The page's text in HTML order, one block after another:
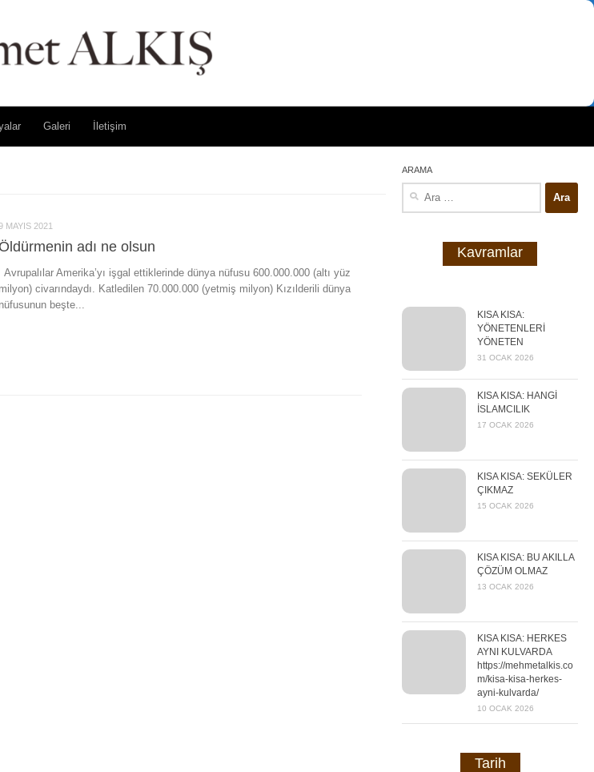
Galeri İletişim
MAYIS 2021
Öldürmenin adı ne olsun
Avrupalılar Amerika’yı işgal ettiklerinde dünya nüfusu 600.000.000 (altı yüz
milyon) civarındaydı. Katledilen 70.000.000 (yetmiş milyon) Kızılderili dünya
nüfusunun beşte...
ARAMA
Kavramlar
KISA KISA:
YÖNETENLERİ
YÖNETEN
31 OCAK 2026
KISA KISA: HANGİ
İSLAMCILIK
17 OCAK 2026
KISA KISA: SEKÜLER
ÇIKMAZ
15 OCAK 2026
KISA KISA: BU AKILLA
ÇÖZÜM OLMAZ
13 OCAK 2026
KISA KISA: HERKES
AYNI KULVARDA
https://mehmetalkis.co
m/kisa-kisa-herkes-
ayni-kulvarda/
10 OCAK 2026
Tarih